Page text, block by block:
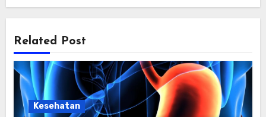
Related Post
Kesehatan